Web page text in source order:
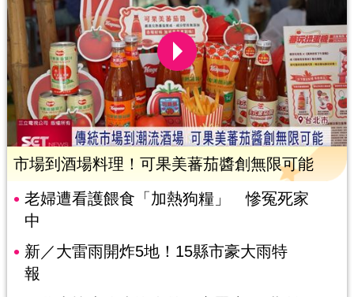
市場到酒場料理！可果美蕃茄醬創無限可能
老婦遭看護餵食「加熱狗糧」 慘冤死家
中
新／大雷雨開炸5地！15縣市豪大雨特
報